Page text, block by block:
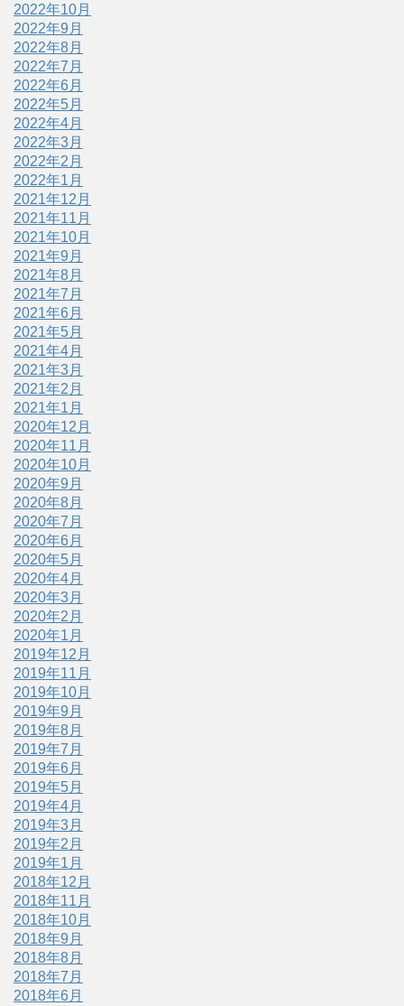
2022年10月
2022年9月
2022年8月
2022年7月
2022年6月
2022年5月
2022年4月
2022年3月
2022年2月
2022年1月
2021年12月
2021年11月
2021年10月
2021年9月
2021年8月
2021年7月
2021年6月
2021年5月
2021年4月
2021年3月
2021年2月
2021年1月
2020年12月
2020年11月
2020年10月
2020年9月
2020年8月
2020年7月
2020年6月
2020年5月
2020年4月
2020年3月
2020年2月
2020年1月
2019年12月
2019年11月
2019年10月
2019年9月
2019年8月
2019年7月
2019年6月
2019年5月
2019年4月
2019年3月
2019年2月
2019年1月
2018年12月
2018年11月
2018年10月
2018年9月
2018年8月
2018年7月
2018年6月